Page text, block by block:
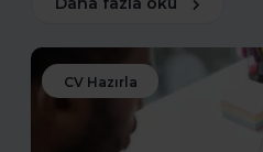
CV Hazırla